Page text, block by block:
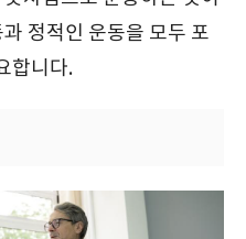
정적인 운동을 모두 포
합니다.